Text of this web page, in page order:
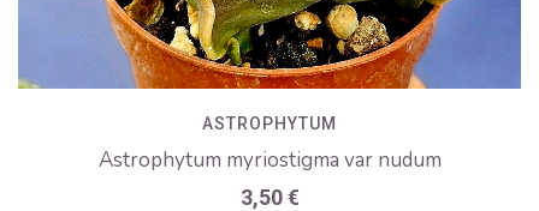
ASTROPHYTUM
Astrophytum myriostigma var nudum
3,50€